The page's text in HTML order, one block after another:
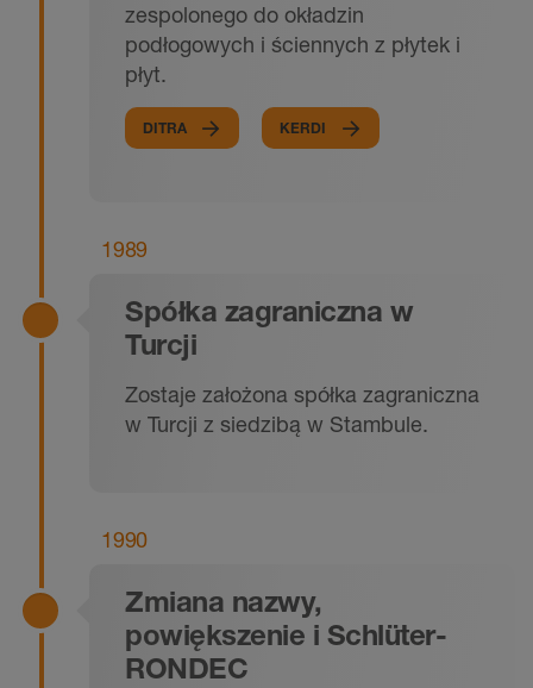
zespolonego do okładzin
podłogowych i ściennych z płytek i
płyt.
DITRA KERDI
1989
Spółka zagraniczna w
Turcji
Zostaje założona spółka zagraniczna
w Turcji z siedzibą w Stambule.
1990
Zmiana nazwy,
powiększenie i Schlüter-
RONDEC